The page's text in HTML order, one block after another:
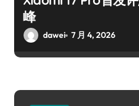
峰
dawei 7 月 4, 2026